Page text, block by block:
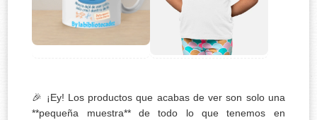
🎉 ¡Ey! Los productos que acabas de ver son solo una
**pequeña muestra** de todo lo que tenemos en